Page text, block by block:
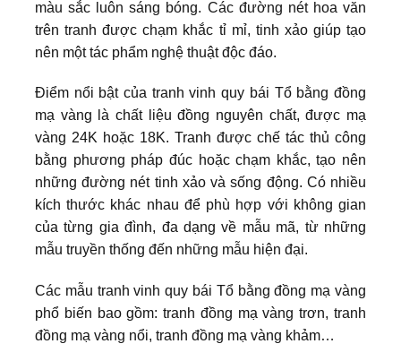
màu sắc luôn sáng bóng. Các đường nét hoa văn
trên tranh được chạm khắc tỉ mỉ, tinh xảo giúp tạo
nên một tác phẩm nghệ thuật độc đáo.
Điểm nổi bật của tranh vinh quy bái Tổ bằng đồng
mạ vàng là chất liệu đồng nguyên chất, được mạ
vàng 24K hoặc 18K. Tranh được chế tác thủ công
bằng phương pháp đúc hoặc chạm khắc, tạo nên
những đường nét tinh xảo và sống động. Có nhiều
kích thước khác nhau để phù hợp với không gian
của từng gia đình, đa dạng về mẫu mã, từ những
mẫu truyền thống đến những mẫu hiện đại.
Các mẫu tranh vinh quy bái Tổ bằng đồng mạ vàng
phổ biến bao gồm: tranh đồng mạ vàng trơn, tranh
đồng mạ vàng nổi, tranh đồng mạ vàng khảm…